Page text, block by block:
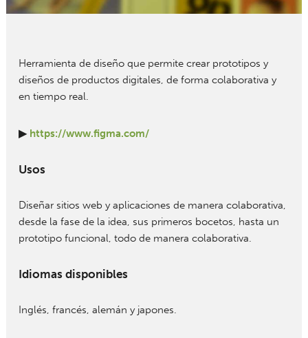
Herramienta de diseño que permite crear prototipos y
diseños de productos digitales, de forma colaborativa y
en tiempo real.
▶ https://www.figma.com/
Usos
Diseñar sitios web y aplicaciones de manera colaborativa,
desde la fase de la idea, sus primeros bocetos, hasta un
prototipo funcional, todo de manera colaborativa.
Idiomas disponibles
Inglés, francés, alemán y japones.